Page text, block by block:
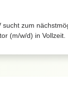
sucht zum
(m/w/d) in Vollzeit.